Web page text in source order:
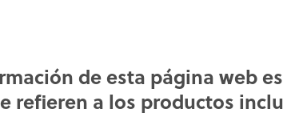
de esta página web
refieren a los productos